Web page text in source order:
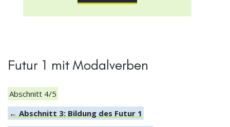
Futur 1 mit Modalverben
Abschnitt 4/5
← Abschnitt 3: Bildung des Futur 1